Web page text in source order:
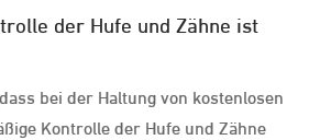
der Hufe und Zähne ist
bei der Haltung von kostenlosen
Kontrolle der Hufe und Zähne